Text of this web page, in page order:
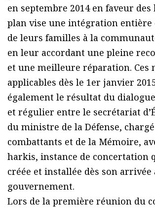
en septembre 2014 en faveur des
plan vise une intégration entière
de leurs familles à la
en leur accordant une pleine
et une meilleure réparation. Ces
applicables dès le 1er janvier
également le résultat du
et régulier entre le secrétariat
du ministre de la Défense,
combattants et de la Mémoire,
harkis, instance de concertation
créée et installée dès son arrivée
gouvernement.
Lors de la première réunion du